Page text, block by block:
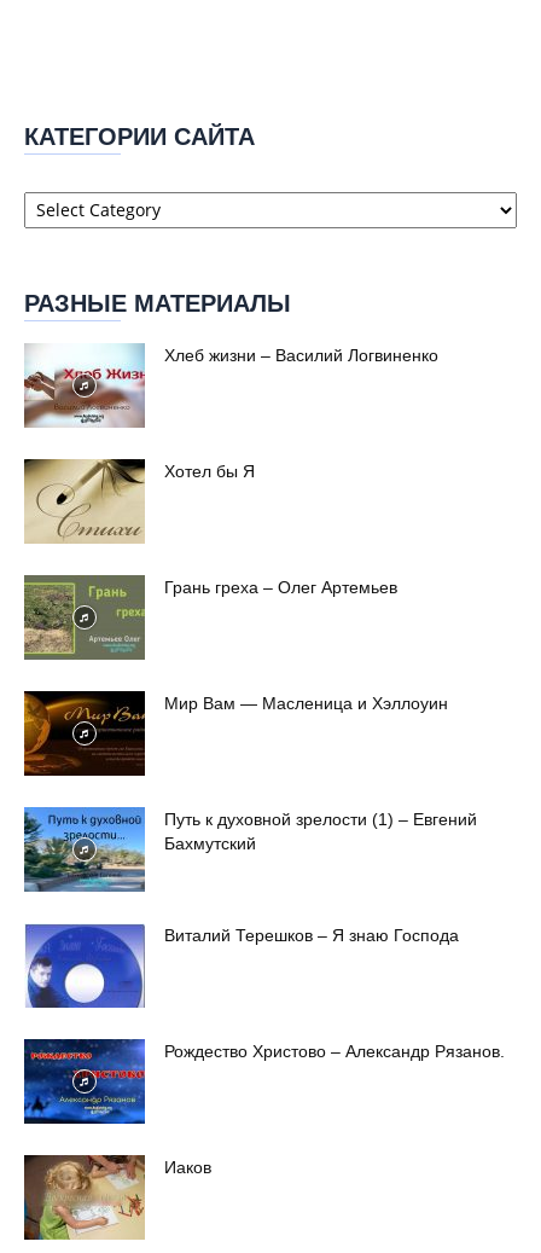
КАТЕГОРИИ САЙТА
Категории
сайта
РАЗНЫЕ МАТЕРИАЛЫ
Хлеб жизни – Василий Логвиненко
Хотел бы Я
Грань греха – Олег Артемьев
Мир Вам — Масленица и Хэллоуин
Путь к духовной зрелости (1) – Евгений
Бахмутский
Виталий Терешков – Я знаю Господа
Рождество Христово – Александр Рязанов.
Иаков